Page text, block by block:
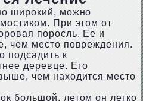
широкий, можно
При этом от
поросль. Ее и
чем место повреждения.
подсадить к
деревце. Его
чем находится место
большой, летом он легко